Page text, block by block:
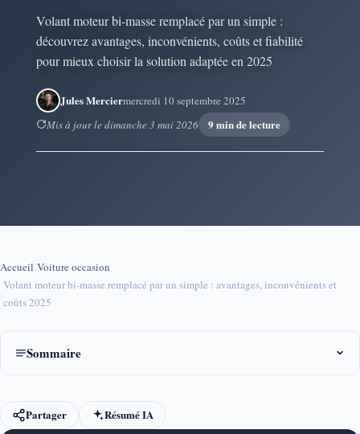
Volant moteur bi-masse remplacé par un simple :
découvrez avantages, inconvénients, coûts et fiabilité
pour mieux choisir la solution adaptée en 2025
Jules Merciermercredi 10 septembre 2025
Mis à jour le dimanche 3 mai 2026
9 min de lecture
Accueil Voiture occasion
Volant moteur bi-masse remplacé par un simple : avantages, inconvénients et
coûts 2025
Sommaire
Partager
Résumé IA